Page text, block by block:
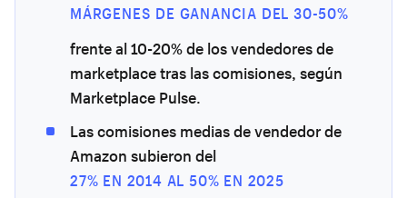
MÁRGENES DE GANANCIA DEL 30-50%
frente al 10-20% de los vendedores de
marketplace tras las comisiones, según
Marketplace Pulse.
Las comisiones medias de vendedor de
Amazon subieron del
27% EN 2014 AL 50% EN 2025